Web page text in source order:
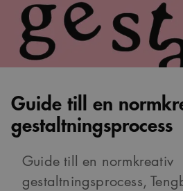
Guide till en
gestaltningsprocess
Guide till en normkreativ
gestaltningsprocess,